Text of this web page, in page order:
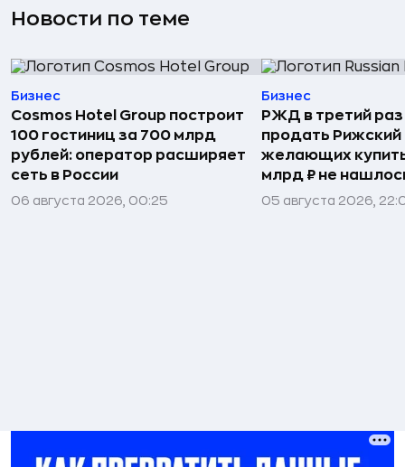
Новости по теме
Бизнес
Cosmos Hotel Group построит
100 гостиниц за 700 млрд
рублей: оператор расширяет
сеть в России
06 августа 2026, 00:25
Бизнес
РЖД в третий
продать Рижский
желающих
млрд ₽ не
05 августа 2026,